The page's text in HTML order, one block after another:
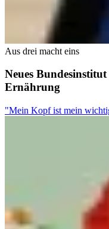
Aus drei macht eins
Neues
Ernährung
"Mein Kopf ist mein